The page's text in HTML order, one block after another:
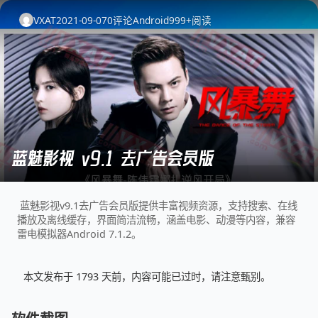
VXAT2021-09-070评论Android999+阅读
蓝魅影视 v9.1 去广告会员版
蓝魅影视v9.1去广告会员版提供丰富视频资源，支持搜索、在线
播放及离线缓存，界面简洁流畅，涵盖电影、动漫等内容，兼容
雷电模拟器Android 7.1.2。
本文发布于 1793 天前，内容可能已过时，请注意甄别。